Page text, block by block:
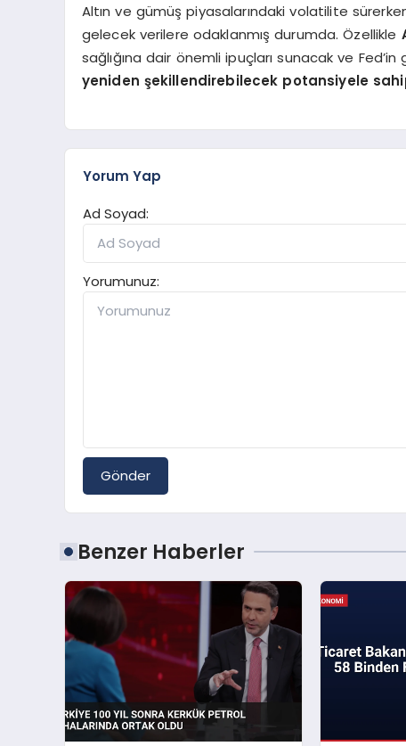
Altın ve gümüş piyasalarındaki volatilite
gelecek verilere odaklanmış durumda. Özellikle
sağlığına dair önemli ipuçları sunacak ve
yeniden şekillendirebilecek potansiyele
Yorum Yap
Ad Soyad:
Yorumunuz:
Gönder
Benzer Haberler